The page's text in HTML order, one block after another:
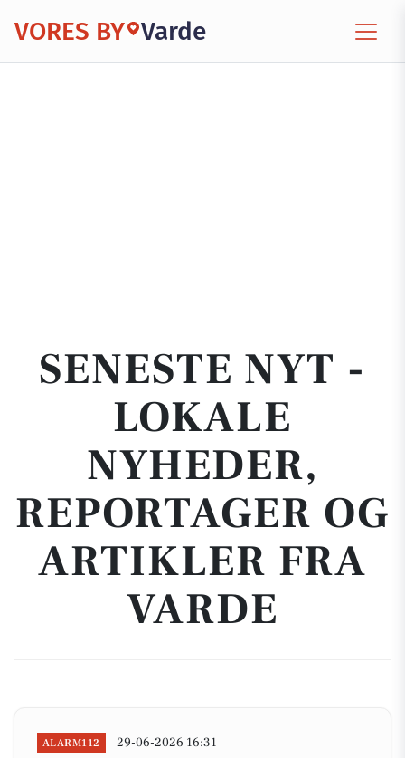
VORES BY Varde
SENESTE NYT -
LOKALE
NYHEDER,
REPORTAGER OG
ARTIKLER FRA
VARDE
ALARM112 29-06-2026 16:31